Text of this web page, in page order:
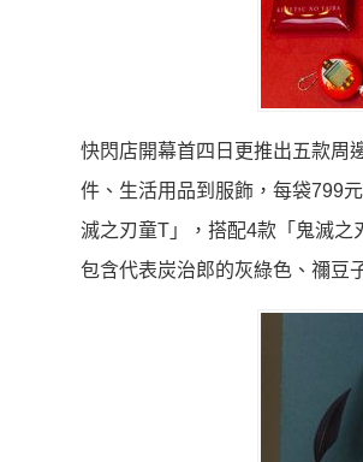
快閃店開幕首四日更推出五款周
件、生活用品到服飾，每袋799
滅之刃童T」，搭配4款「鬼滅之
包含代表炭治郎的灰綠色、禰豆